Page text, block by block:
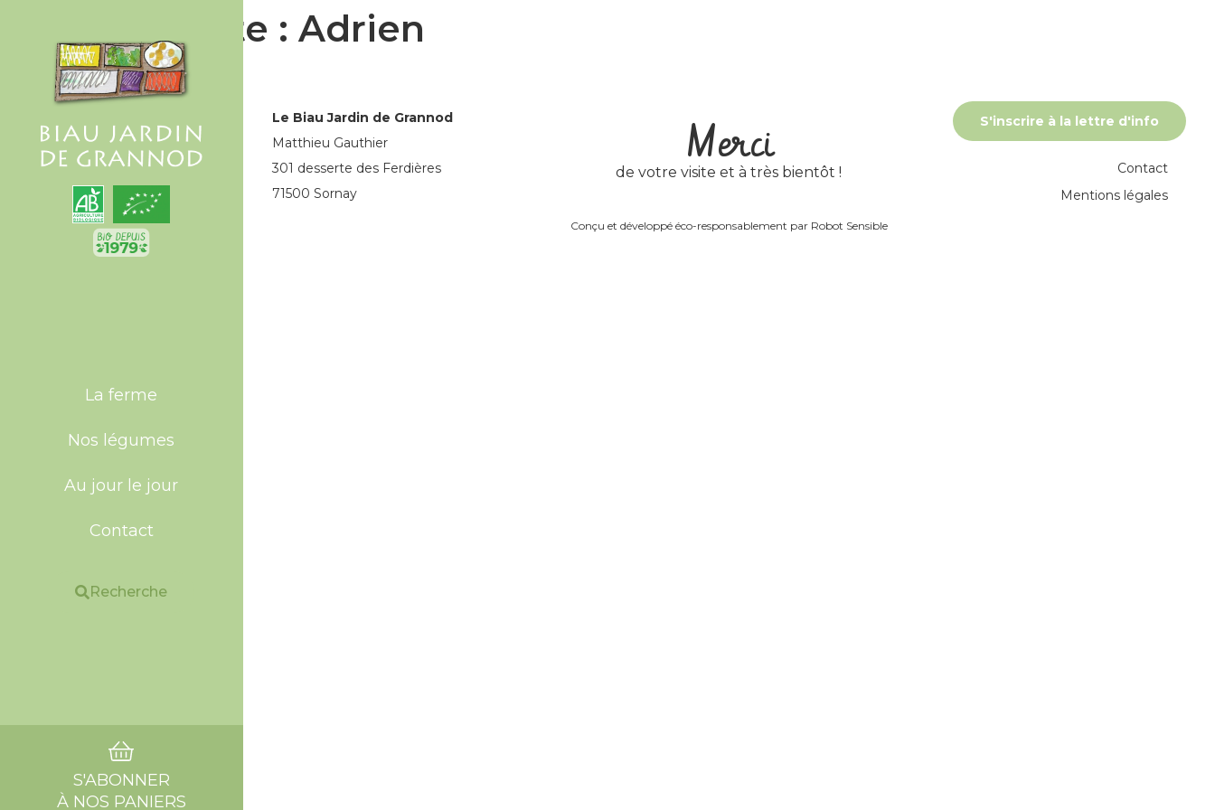
La ferme
Nos légumes
Au jour le jour
Contact
Recherche
S'ABONNER
À NOS PANIERS
Étiquette : Adrien
Le Biau Jardin de Grannod
Matthieu Gauthier
301 desserte des Ferdières
71500 Sornay
Merci
de votre visite et à très bientôt !
S'inscrire à la lettre d'info
Contact
Mentions légales
Conçu et développé éco-responsablement par Robot Sensible